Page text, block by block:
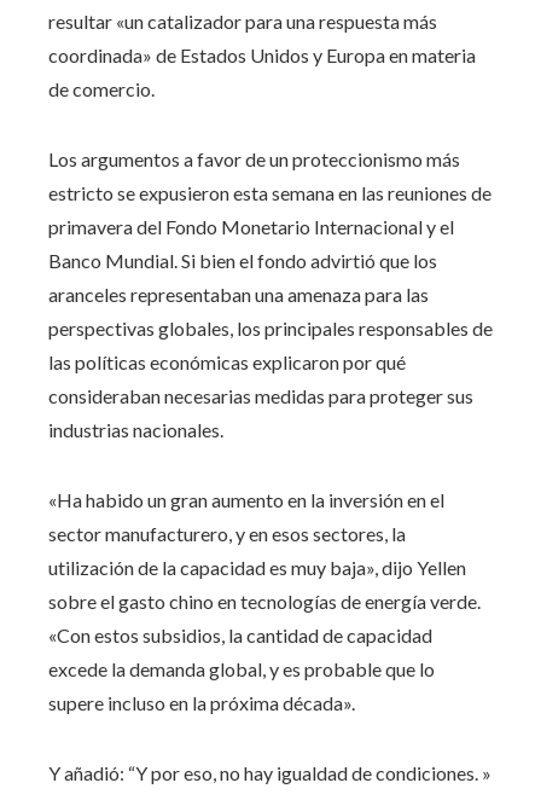
resultar «un catalizador para una respuesta más
coordinada» de Estados Unidos y Europa en materia
de comercio.
Los argumentos a favor de un proteccionismo más
estricto se expusieron esta semana en las reuniones de
primavera del Fondo Monetario Internacional y el
Banco Mundial. Si bien el fondo advirtió que los
aranceles representaban una amenaza para las
perspectivas globales, los principales responsables de
las políticas económicas explicaron por qué
consideraban necesarias medidas para proteger sus
industrias nacionales.
«Ha habido un gran aumento en la inversión en el
sector manufacturero, y en esos sectores, la
utilización de la capacidad es muy baja», dijo Yellen
sobre el gasto chino en tecnologías de energía verde.
«Con estos subsidios, la cantidad de capacidad
excede la demanda global, y es probable que lo
supere incluso en la próxima década».
Y añadió: “Y por eso, no hay igualdad de condiciones. »